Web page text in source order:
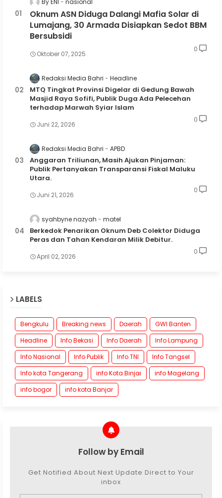
Oknum ASN Diduga Dalangi Mafia Solar di
Lumajang, 30 Armada Disiapkan Sedot BBM
Bersubsidi
Oktober 07, 2025
0
Redaksi Media Bahri Headline
MTQ Tingkat Provinsi Digelar di Gedung Bawah
Masjid Raya Sofifi, Publik Duga Ada Pelecehan
terhadap Marwah Syiar Islam
Juni 22, 2026
0
Redaksi Media Bahri APBD
Anggaran Triliunan, Masih Ajukan Pinjaman:
Publik Pertanyakan Transparansi Fiskal Maluku
Utara.
Juni 21, 2026
0
syahbyne nazyah matel
Berkedok Penarikan Oknum Deb Colektor Diduga
Peras dan Tahan Kendaran Milik Debitur.
April 02, 2026
0
LABELS
Bengkulu Breaking news Daerah
GWI Banten
Headline
Info Bekasi Info Daerah
Info Lampung
Info Nasional
Info Publik Info TNI
Info Tangsel
Info kota Tangerang
info Kota Binjai
info Magelang
info bogor
info kota Banjar
Follow by Email
Get Notified About Next Update Direct to Your
inbox